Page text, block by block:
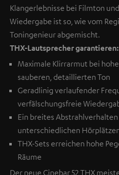
Klangerlebnisse bei Filmton
Wiedergabe ist so, wie vom
Toningenieur abgemischt.
THX-Lautsprecher garantieren:
Maximale Klirrarmut bei
sauberen, detaillierten Ton
Geradlinig verlaufender
verfälschungsfreie
Ein breites
unterschiedlichen
THX-Sets erreichen hohe
Räume
Der neue Cinebar 52 THX